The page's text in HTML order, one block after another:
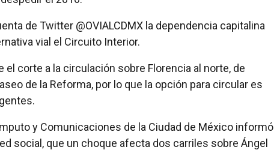
de Twitter @OVIALCDMX la dependencia capitalina
vial el Circuito Interior.
el corte a la circulación sobre Florencia al norte, de
de la Reforma, por lo que la opción para circular es
y Comunicaciones de la Ciudad de México informó
social, que un choque afecta dos carriles sobre Ángel